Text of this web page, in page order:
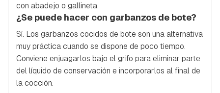
con abadejo o gallineta.
¿Se puede hacer con garbanzos de bote?
Sí. Los garbanzos cocidos de bote son una alternativa
muy práctica cuando se dispone de poco tiempo.
Conviene enjuagarlos bajo el grifo para eliminar parte
del líquido de conservación e incorporarlos al final de
la cocción.